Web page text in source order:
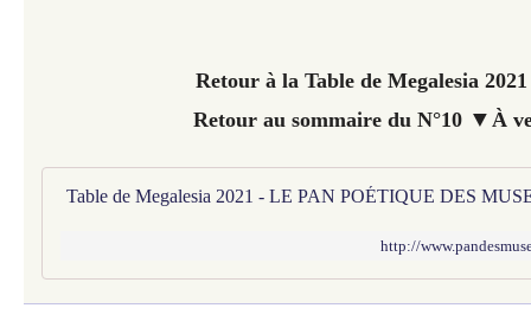
Retour à la Table de Megalesia
Retour au sommaire du N°10 ▼ À
Table de Megalesia 2021 - LE PAN POÉTIQUE DES
http://